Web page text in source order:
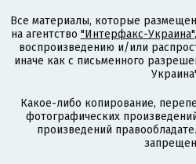
Все материалы, которые
на агентство "Интерфакс-Украина"
воспроизведению и/или
иначе как с письменного
Какое-либо копирование,
фотографических
произведений